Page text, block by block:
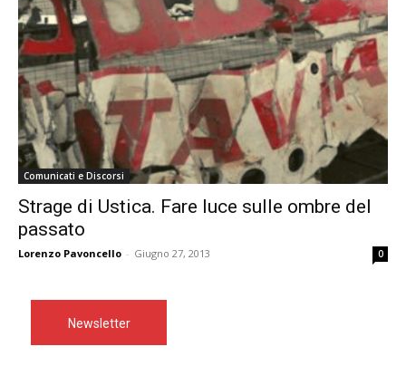
Comunicati e Discorsi
Strage di Ustica. Fare luce sulle ombre del
passato
Lorenzo Pavoncello - Giugno 27, 2013 0
Newsletter